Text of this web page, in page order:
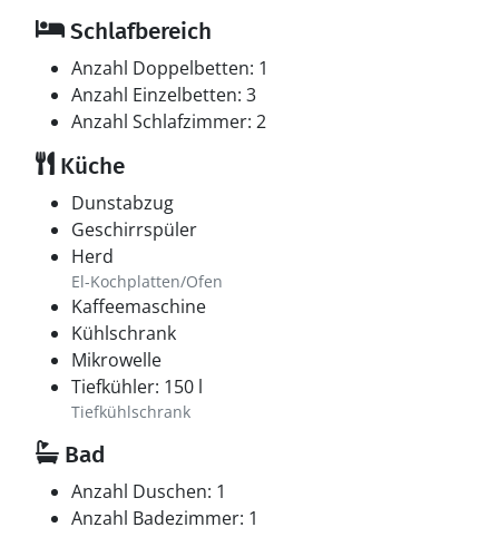
Schlafbereich
Anzahl Doppelbetten: 1
Anzahl Einzelbetten: 3
Anzahl Schlafzimmer: 2
Küche
Dunstabzug
Geschirrspüler
Herd
El-Kochplatten/Ofen
Kaffeemaschine
Kühlschrank
Mikrowelle
Tiefkühler: 150 l
Tiefkühlschrank
Bad
Anzahl Duschen: 1
Anzahl Badezimmer: 1